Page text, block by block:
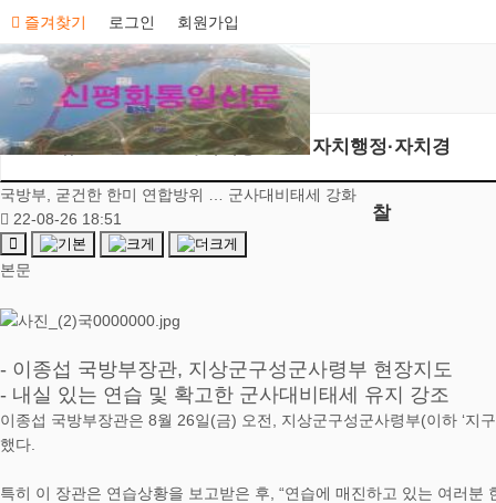
즐겨찾기 로그인 회원가입
뉴스 가치의창조 자치행정·자치경
찰
국방부, 굳건한 한미 연합방위 … 군사대비태세 강화
22-08-26 18:51
본문
- 이종섭 국방부장관, 지상군구성군사령부 현장지도
- 내실 있는 연습 및 확고한 군사대비태세 유지 강조
이종섭 국방부장관은 8월 26일(금) 오전, 지상군구성군사령부(이하 ‘
했다.
특히 이 장관은 연습상황을 보고받은 후, “연습에 매진하고 있는 여러